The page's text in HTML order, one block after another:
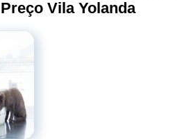
Vila Yolanda